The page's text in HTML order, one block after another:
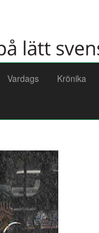
Vardags Krönika